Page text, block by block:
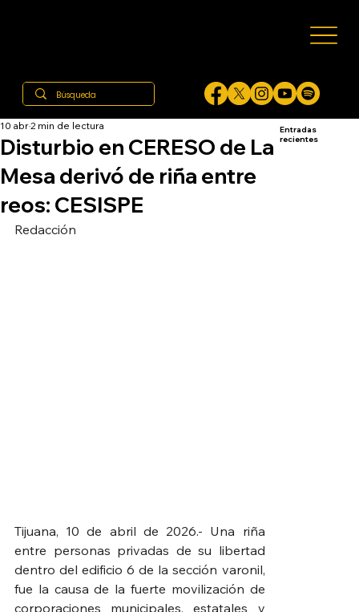
Disturbio en CERESO de La
Mesa derivó de riña entre
reos: CESISPE
10 abr2 min de lectura
Redacción
Tijuana, 10 de abril de 2026.- Una riña
entre personas privadas de su libertad
dentro del edificio 6 de la sección varonil,
fue la causa de la fuerte movilización de
corporaciones municipales, estatales y
Entradas
recientes